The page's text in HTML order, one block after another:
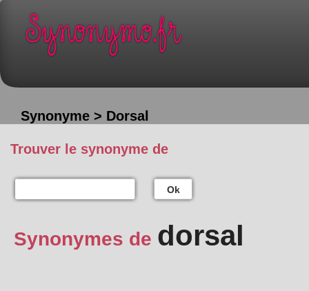
Synonyme > Dorsal
Trouver le synonyme de
Ok
Synonymes de dorsal